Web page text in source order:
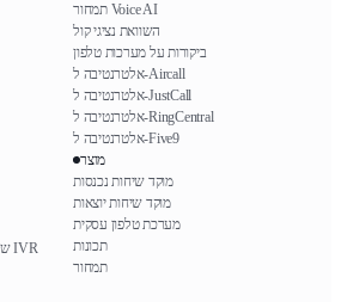
תמחור Voice AI
השוואת נציגי קול
ביקורות על מערכות טלפון
אלטרנטיבה ל-Aircall
אלטרנטיבה ל-JustCall
אלטרנטיבה ל-RingCentral
אלטרנטיבה ל-Five9
שיפור נתובי שיחות עם טכנולוגיית IVR
מוצר
מוקד שיחות נכנסות
מוקד שיחות יוצאות
מערכת טלפון עסקית
תכונות
תמחור